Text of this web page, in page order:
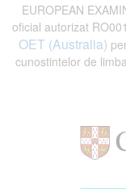
EUROPEAN
oficial autorizat
OET (Australia)
cunostintelor de